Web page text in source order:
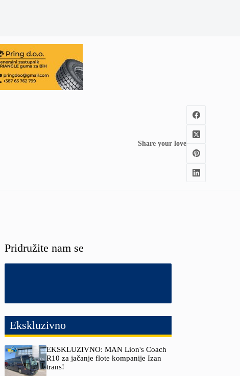
Share your love
Pridružite nam se
Ekskluzivno
EKSKLUZIVNO: MAN Lion's Coach
R10 za jačanje flote kompanije Izan
trans!